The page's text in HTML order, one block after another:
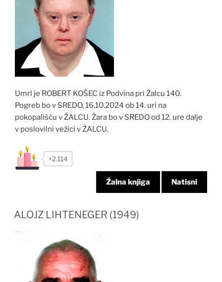
Umrl je ROBERT KOŠEC iz Podvina pri Žalcu 140.
Pogreb bo v SREDO, 16.10.2024 ob 14. uri na
pokopališču v ŽALCU. Žara bo v SREDO od 12. ure dalje
v poslovilni vežici v ŽALCU.
+2.114
Žalna knjiga Natisni
ALOJZ LIHTENEGER (1949)